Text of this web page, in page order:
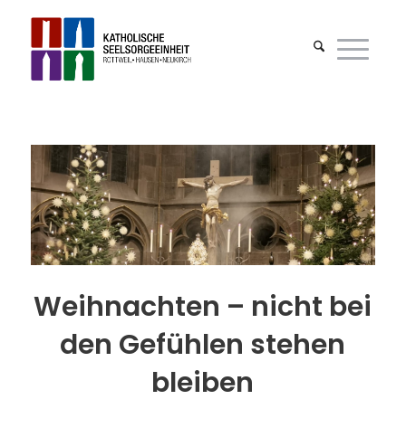
Weihnachten – nicht bei
den Gefühlen stehen
bleiben